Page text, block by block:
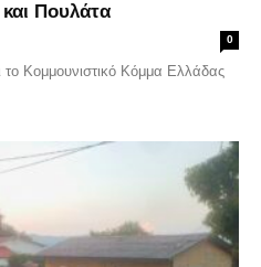
Πουλάτα
0
το Κομμουνιστικό Κόμμα Ελλάδας